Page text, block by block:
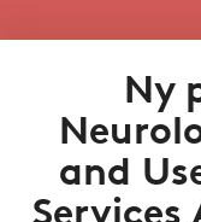
Ny
and